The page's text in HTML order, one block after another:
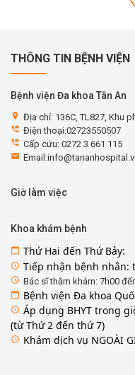
THÔNG TIN BỆNH VIỆN
Bệnh viện Đa khoa Tân An
location_on Địa chỉ: 136C, TL827, Khu
perm_phone_msg Điện thoại:02723550507
perm_phone_msg Cấp cứu: 0272 3 661 115
email
Giờ làm việc
Khoa khám bệnh
calendar_today Thứ Hai đến Thứ Bảy:
access_time Tiếp nhận bệnh nhân:
access_time Bác sĩ thăm khám: 7h00
calendar_today Bệnh viện Đa khoa
access_time Áp dụng BHYT trong
(từ Thứ 2 đến thứ 7)
access_time Khám dịch vụ NGOÀI